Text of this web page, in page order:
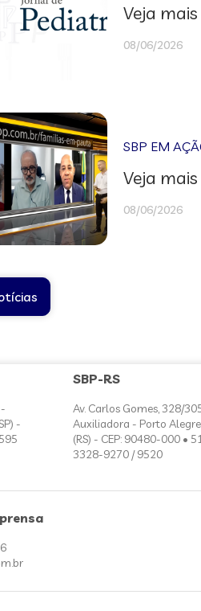
Veja
08/06/2026
SBP EM
Veja
08/06/2026
-
SBP-RS
Av. Carlos Gomes, 328/
Auxiliadora - Porto Alegre
(RS) - CEP: 90480-000 •
3328-9270 / 9520